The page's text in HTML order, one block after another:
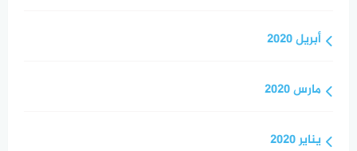
أبريل 2020
مارس 2020
يناير 2020